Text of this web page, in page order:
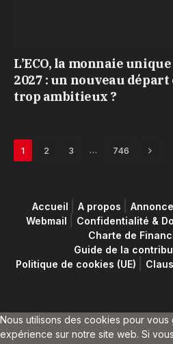
L’ECO, la monnaie unique
2027 : un nouveau
trop ambitieux ?
1 2 3 … 746 Next
Accueil A propos
Webmail
Confidentialité &
Charte de
Guide de la
Politique de cookies (UE)
Nous utilisons des cookies pour vous
expérience sur notre site web. Si